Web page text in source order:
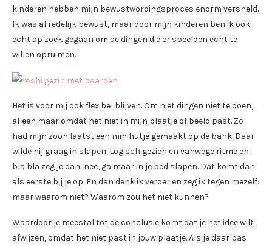
kinderen hebben mijn bewustwordingsproces enorm versneld.
Ik was al redelijk bewust, maar door mijn kinderen ben ik ook
echt op zoek gegaan om de dingen die er speelden echt te
willen opruimen.
Het is voor mij ook flexibel blijven. Om niet dingen niet te doen,
alleen maar omdat het niet in mijn plaatje of beeld past. Zo
had mijn zoon laatst een minihutje gemaakt op de bank. Daar
wilde hij graag in slapen. Logisch gezien en vanwege ritme en
bla bla zeg je dan: nee, ga maar in je bed slapen. Dat komt dan
als eerste bij je op. En dan denk ik verder en zeg ik tegen mezelf:
maar waarom niet? Waarom zou het niet kunnen?
Waardoor je meestal tot de conclusie komt dat je het idee wilt
afwijzen, omdat het niet past in jouw plaatje. Als je daar pas